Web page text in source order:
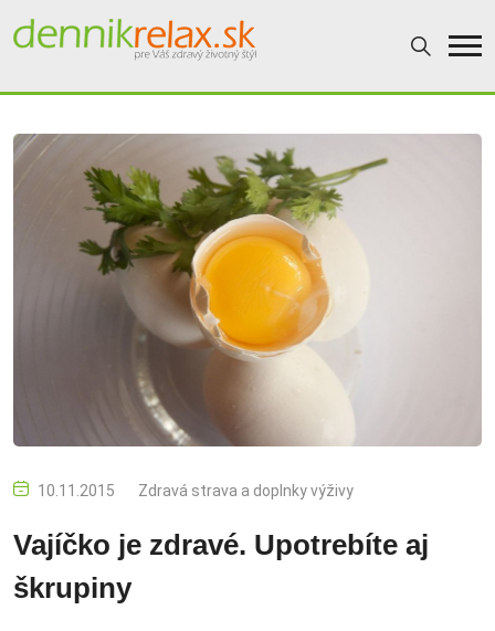
10.11.2015 Zdravá strava a doplnky výživy
Vajíčko je zdravé. Upotrebíte aj
škrupiny